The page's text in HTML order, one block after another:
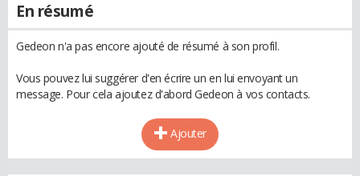
En résumé
Gedeon n'a pas encore ajouté de résumé à son profil.
Vous pouvez lui suggérer d'en écrire un en lui envoyant un
message. Pour cela ajoutez d'abord Gedeon à vos contacts.
Ajouter